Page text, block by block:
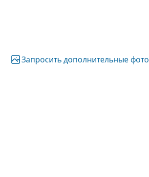
Запросить дополнительные фото